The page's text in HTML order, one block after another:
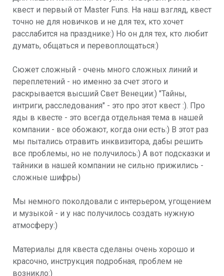
квест и первый от Master Funs. На наш взгляд, квест
точно не для новичков и не для тех, кто хочет
расслабится на празднике:) Но он для тех, кто любит
думать, общаться и перевоплощаться:)
Сюжет сложный - очень много сложных линий и
переплетений - но именно за счет этого и
раскрывается высший Свет Венеции:) "Тайны,
интриги, расследования" - это про этот квест :). Про
яды в квесте - это всегда отдельная тема в нашей
компании - все обожают, когда они есть:) В этот раз
мы пытались отравить инквизитора, дабы решить
все проблемы, но не получилось:) А вот подсказки и
тайники в нашей компании не сильно прижились -
сложные шифры)
Мы немного поколдовали с интерьером, угощением
и музыкой - и у нас получилось создать нужную
атмосферу:)
Материалы для квеста сделаны очень хорошо и
красочно, инструкция подробная, проблем не
возникло:)